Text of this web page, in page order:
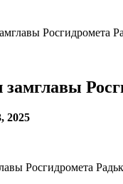
Росгидромета
замглавы
2025